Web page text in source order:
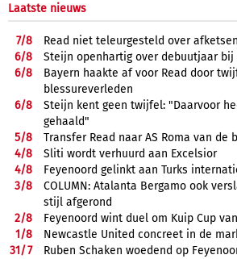
Laatste nieuws
7/8
Read niet teleurgesteld over
6/8
Steijn openhartig over debuutjaar bij
6/8
Bayern haakte af voor Read door
blessureverleden
6/8
Steijn kent geen twijfel: "Daarvoor
gehaald"
5/8
Transfer Read naar AS Roma van de
4/8
Sliti wordt verhuurd aan Excelsior
4/8
Feyenoord gelinkt aan Turks
3/8
COLUMN: Atalanta Bergamo ook
stijl afgerond
2/8
Feyenoord wint duel om Kuip Cup
1/8
Newcastle United concreet in de
31/7
Ruben Schaken woedend op